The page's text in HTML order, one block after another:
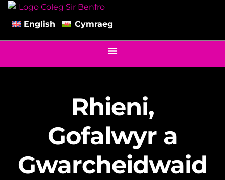
English Cymraeg
Rhieni,
Gofalwyr a
Gwarcheidwaid